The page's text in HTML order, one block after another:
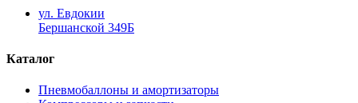
ул. Евдокии
Бершанской 349Б
Каталог
Пневмобаллоны и амортизаторы